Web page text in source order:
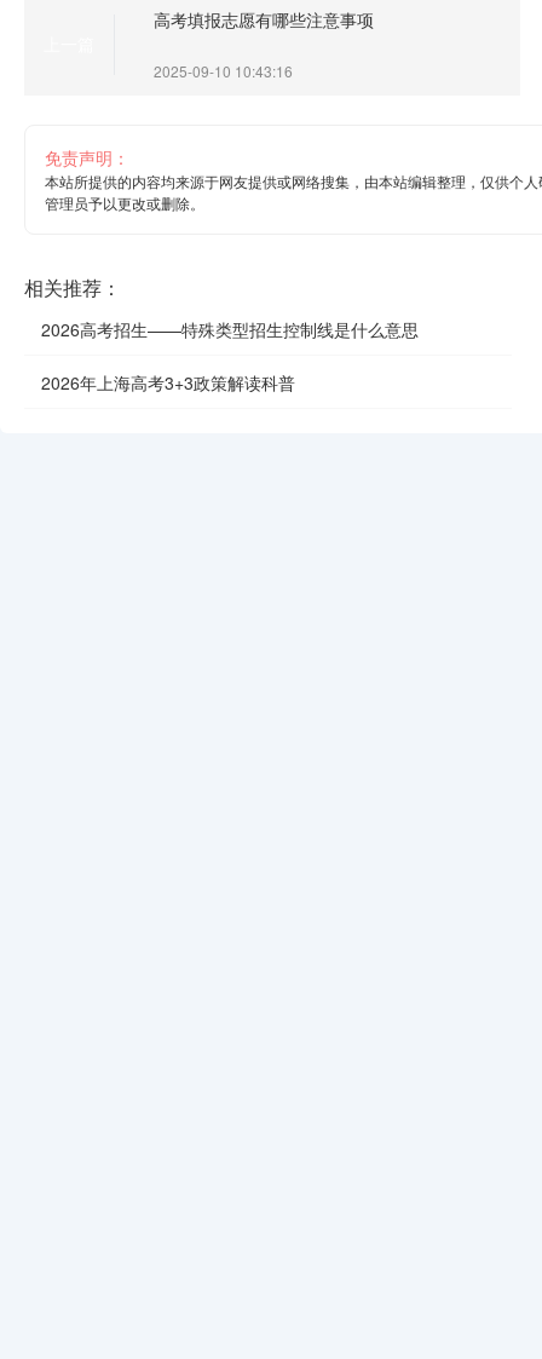
高考填报志愿有哪些注意事项
2025-09-10 10:43:16
免责声明：
本站所提供的内容均来源于网友提供或网络搜集，由本站编辑整理，仅供个
管理员予以更改或删除。
相关推荐：
2026高考招生——特殊类型招生控制线是什么意思
2026年上海高考3+3政策解读科普